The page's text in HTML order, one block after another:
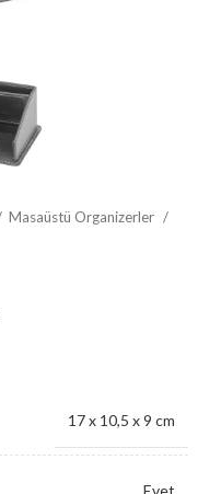
Masaüstü Organizerler
17 x 10,5 x 9 cm
Evet